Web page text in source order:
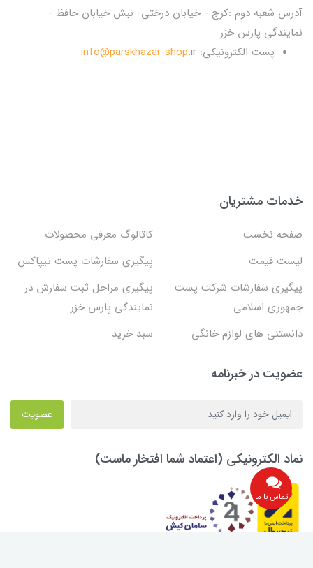
آدرس شعبه دوم :کرج - خیابان درختی- نبش خیابان حافظ -
نمایندگی پارس خزر
پست الکترونیکی:
info@parskhazar-shop.ir
خدمات مشتریان
صفحه نخست
کاتالوگ معرفی محصولات
لیست قیمت
پیگیری سفارشات پست تیپاکس
پیگیری سفارشات شرکت پست
جمهوری اسلامی
پیگیری مراحل ثبت سفارش در
نمایندگی پارس خزر
دانستنی های لوازم خانگی
سبد خرید
عضویت در خبرنامه
عضویت
نماد الکترونیکی (اعتماد شما افتخار ماست)
تماس با ما